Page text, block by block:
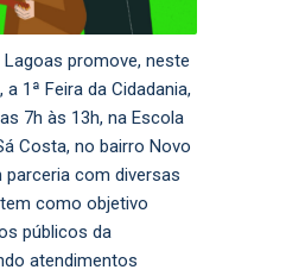
promove, neste
1ª Feira da Cidadania,
7h às 13h, na Escola
Costa, no bairro Novo
parceria com diversas
como objetivo
públicos da
atendimentos